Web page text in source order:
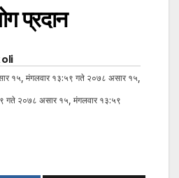
प्रदान
१५, मंगलवार १३:५९ गते २०७८ असार १५,
गते २०७८ असार १५, मंगलवार १३:५९